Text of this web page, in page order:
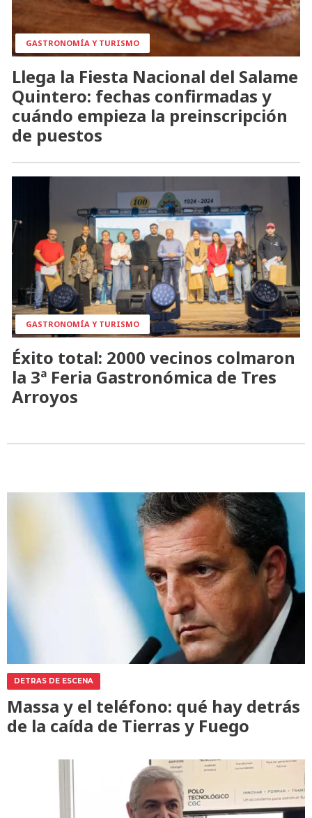
GASTRONOMÍA Y TURISMO
Llega la Fiesta Nacional del Salame
Quintero: fechas confirmadas y
cuándo empieza la preinscripción
de puestos
GASTRONOMÍA Y TURISMO
Éxito total: 2000 vecinos colmaron
la 3ª Feria Gastronómica de Tres
Arroyos
DETRAS DE ESCENA
Massa y el teléfono: qué hay detrás
de la caída de Tierras y Fuego